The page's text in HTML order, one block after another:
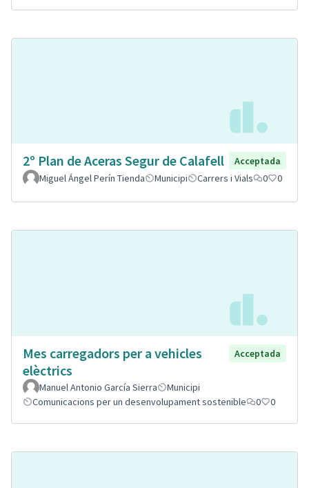
2º Plan de Aceras Segur de Calafell
Acceptada
Miguel Ángel Perín Tienda
Municipi Carrers i Vials 0 0
Mes carregadors per a vehicles
elèctrics
Acceptada
Manuel Antonio García Sierra
Municipi
Comunicacions per un desenvolupament sostenible
0 0